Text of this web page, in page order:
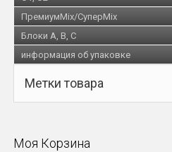
ПремиумMix/СуперMix
Блоки A, B, C
информация об упаковке
Метки товара
Моя Корзина